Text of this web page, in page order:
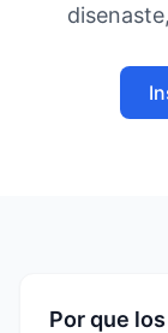
Por que